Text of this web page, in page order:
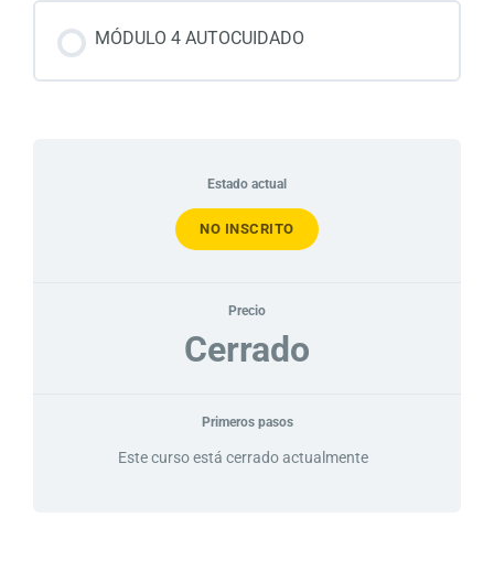
MÓDULO 4 AUTOCUIDADO
Estado actual
NO INSCRITO
Precio
Cerrado
Primeros pasos
Este curso está cerrado actualmente